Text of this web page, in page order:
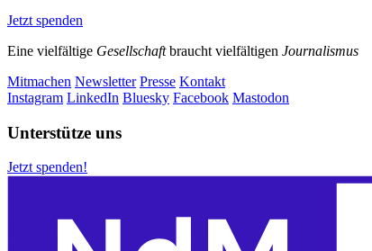
Jetzt spenden
Eine vielfältige Gesellschaftbraucht vielfältigen Journalismus
Mitmachen Newsletter Presse Kontakt
Instagram LinkedIn Bluesky Facebook Mastodon
Unterstütze uns
Jetzt spenden!